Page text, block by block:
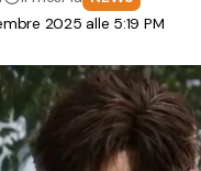
2025 alle 5:19 PM